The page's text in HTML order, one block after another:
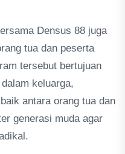
Densus 88 juga
tua dan peserta
tersebut bertujuan
keluarga,
antara orang tua dan
generasi muda agar